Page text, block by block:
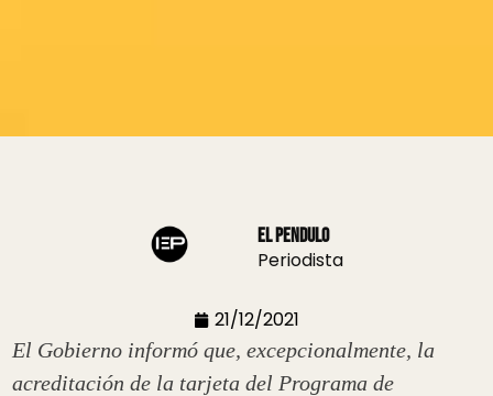
El Pendulo
Periodista
21/12/2021
El Gobierno informó que, excepcionalmente, la
acreditación de la tarjeta del Programa de